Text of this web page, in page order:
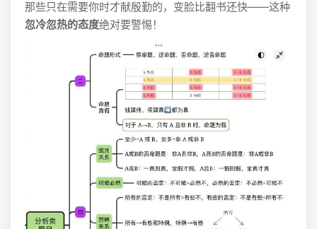
那些只在需要你时才献殷勤的，变脸比翻书还快——这种
忽冷忽热的态度绝对要警惕！